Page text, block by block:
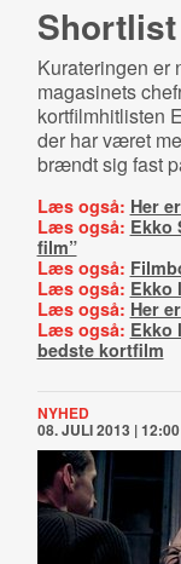
Kurateringen er
magasinets
kortfilmhitlisten
der har været
brændt sig fast
Læs også: Her
Læs også: Ekko
film”
Læs også:
Læs også: Ekko
Læs også: Her
Læs også: Ekko
bedste kortfilm
NYHED
08. JULI 2013 | 12:00